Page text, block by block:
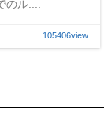
のル....
105406view